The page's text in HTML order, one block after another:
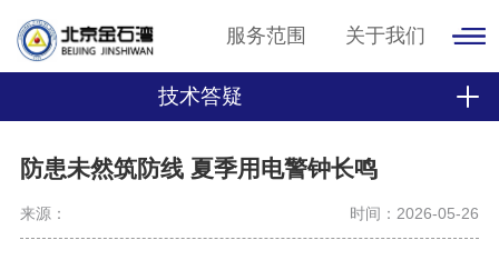
服务范围 关于我们
技术答疑
防患未然筑防线 夏季用电警钟长鸣
来源： 时间：2026-05-26